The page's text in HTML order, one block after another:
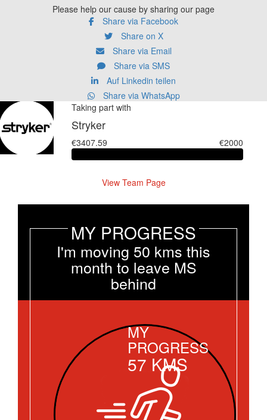
Please help our cause by sharing our page
Share via Facebook
Share on X
Share via Email
Share via SMS
Auf Linkedin teilen
Share via WhatsApp
Taking part with
Stryker
€3407.59 €2000
View Team Page
MY PROGRESS
I'm moving 50 kms this
month to leave MS
behind
MY
PROGRESS
57 KMS